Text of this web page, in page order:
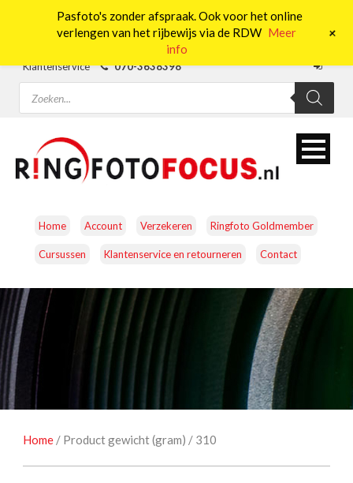
Klantenservice
070-3638398
Producten
zoeken
Home Account Verzekeren Ringfoto Goldmember
Cursussen Klantenservice en retourneren Contact
CAMERA’S OBJECTIEVEN ACCESSOIRES
NATUUROBSERVATIE
STUDIOFOTOGRAFIE
Home / Product gewicht (gram) / 310
Pasfoto's zonder afspraak. Ook voor het online
verlengen van het rijbewijs via de RDW Meer
info
+